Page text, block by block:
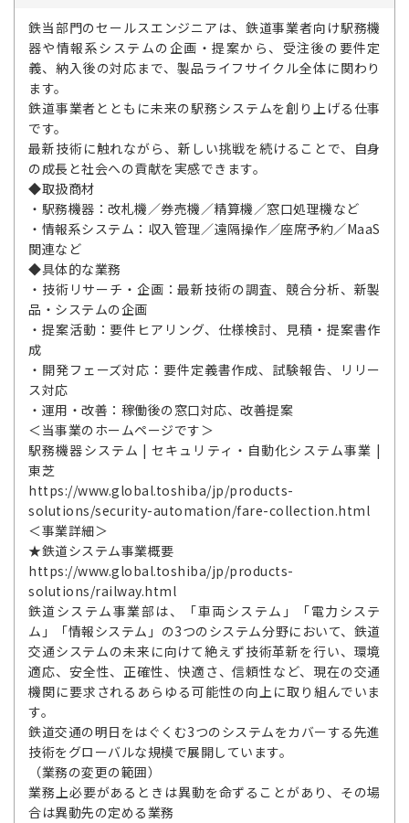
鉄当部門のセールスエンジニアは、鉄道事業者向け駅務機
器や情報系システムの企画・提案から、受注後の要件定
義、納入後の対応まで、製品ライフサイクル全体に関わり
ます。
鉄道事業者とともに未来の駅務システムを創り上げる仕事
です。
最新技術に触れながら、新しい挑戦を続けることで、自身
の成長と社会への貢献を実感できます。
◆取扱商材
・駅務機器：改札機／券売機／精算機／窓口処理機など
・情報系システム：収入管理／遠隔操作／座席予約／MaaS
関連など
◆具体的な業務
・技術リサーチ・企画：最新技術の調査、競合分析、新製
品・システムの企画
・提案活動：要件ヒアリング、仕様検討、見積・提案書作
成
・開発フェーズ対応：要件定義書作成、試験報告、リリー
ス対応
・運用・改善：稼働後の窓口対応、改善提案
＜当事業のホームページです＞
駅務機器システム | セキュリティ・自動化システム事業 |
東芝
https://www.global.toshiba/jp/products-
solutions/security-automation/fare-collection.html
＜事業詳細＞
★鉄道システム事業概要
https://www.global.toshiba/jp/products-
solutions/railway.html
鉄道システム事業部は、「車両システム」「電力システ
ム」「情報システム」の3つのシステム分野において、鉄道
交通システムの未来に向けて絶えず技術革新を行い、環境
適応、安全性、正確性、快適さ、信頼性など、現在の交通
機関に要求されるあらゆる可能性の向上に取り組んでいま
す。
鉄道交通の明日をはぐくむ3つのシステムをカバーする先進
技術をグローバルな規模で展開しています。
（業務の変更の範囲）
業務上必要があるときは異動を命ずることがあり、その場
合は異動先の定める業務